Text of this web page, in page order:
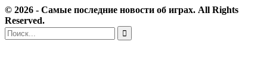
© 2026 - Самые последние новости об играх. All Rights
Reserved.